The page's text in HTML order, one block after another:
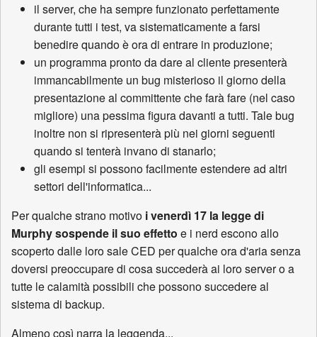
il server, che ha sempre funzionato perfettamente
durante tutti i test, va sistematicamente a farsi
benedire quando è ora di entrare in produzione;
un programma pronto da dare al cliente presenterà
immancabilmente un bug misterioso il giorno della
presentazione al committente che farà fare (nel caso
migliore) una pessima figura davanti a tutti. Tale bug
inoltre non si ripresenterà più nei giorni seguenti
quando si tenterà invano di stanarlo;
gli esempi si possono facilmente estendere ad altri
settori dell'informatica...
Per qualche strano motivo i venerdì 17 la legge di
Murphy sospende il suo effetto e i nerd escono allo
scoperto dalle loro sale CED per qualche ora d'aria senza
doversi preoccupare di cosa succederà ai loro server o a
tutte le calamità possibili che possono succedere al
sistema di backup.
Almeno così narra la leggenda...